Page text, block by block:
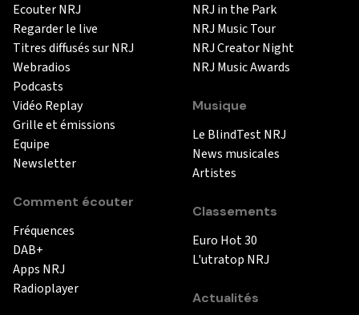
Ecouter NRJ
Regarder le live
Titres diffusés sur NRJ
Webradios
Podcasts
Vidéo Replay
Grille et émissions
Equipe
Newsletter
Comment écouter
Fréquences
DAB+
Apps NRJ
Radioplayer
NRJ in the Park
NRJ Music Tour
NRJ Creator Night
NRJ Music Awards
Musique
Le BlindTest NRJ
News musicales
Artistes
Classements
Euro Hot 30
L'utratop NRJ
Actualités